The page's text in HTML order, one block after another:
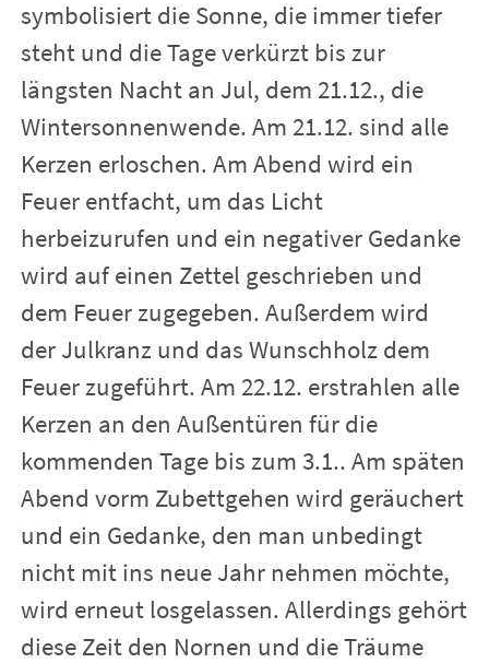
symbolisiert die Sonne, die immer tiefer
steht und die Tage verkürzt bis zur
längsten Nacht an Jul, dem 21.12., die
Wintersonnenwende. Am 21.12. sind alle
Kerzen erloschen. Am Abend wird ein
Feuer entfacht, um das Licht
herbeizurufen und ein negativer Gedanke
wird auf einen Zettel geschrieben und
dem Feuer zugegeben. Außerdem wird
der Julkranz und das Wunschholz dem
Feuer zugeführt. Am 22.12. erstrahlen alle
Kerzen an den Außentüren für die
kommenden Tage bis zum 3.1.. Am späten
Abend vorm Zubettgehen wird geräuchert
und ein Gedanke, den man unbedingt
nicht mit ins neue Jahr nehmen möchte,
wird erneut losgelassen. Allerdings gehört
diese Zeit den Nornen und die Träume